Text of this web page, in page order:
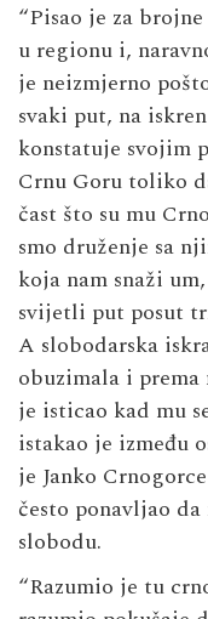
“Pisao je za
u regionu i,
je neizmjerno
svaki put, na
konstatuje svojim
Crnu Goru toliko
čast što su mu
smo druženje sa
koja nam snaži
svijetli put posut
A slobodarska
obuzimala i
je isticao kad mu
istakao je između
je Janko
često ponavljao
slobodu.
“Razumio je tu